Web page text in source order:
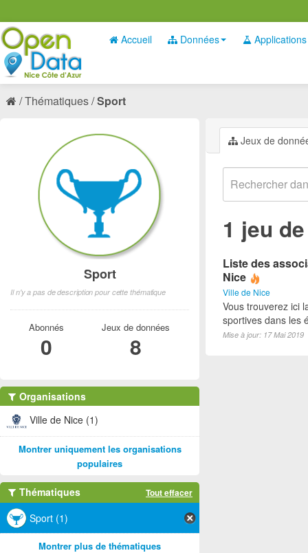
Accueil Données Applications
Thématiques Sport
Jeux de
1 jeu
Liste des
Nice
Ville de Nice
Vous trouverez ici
sportives dans les
Mise à jour: 17 Mai 2019
Sport
Il n'y a pas de description pour cette thématique
Abonnés
0
Jeux de données
8
Organisations
Ville de Nice (1)
Montrer uniquement les organisations
populaires
Thématiques Tout effacer
Sport (1)
Montrer plus de thématiques